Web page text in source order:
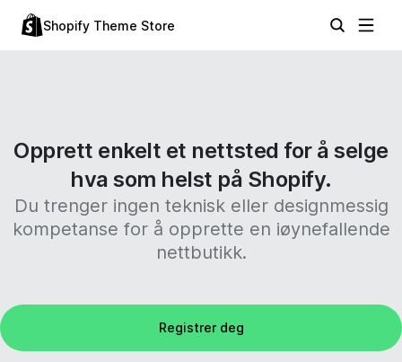
Shopify Theme Store
Opprett enkelt et nettsted for å selge
hva som helst på Shopify.
Du trenger ingen teknisk eller designmessig
kompetanse for å opprette en iøynefallende
nettbutikk.
Registrer deg